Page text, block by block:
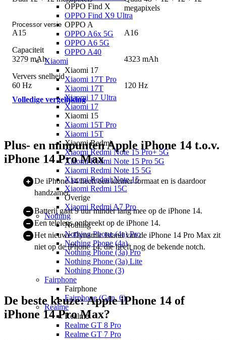
OPPO Find X
OPPO Find X9 Ultra
OPPO A
OPPO A6x 5G
OPPO A6 5G
OPPO A40
Xiaomi
Xiaomi 17
Xiaomi 17T Pro
Xiaomi 17T
Xiaomi 17 Ultra
Xiaomi 17
Xiaomi 15
Xiaomi 15T Pro
Xiaomi 15T
Xiaomi Redmi
Xiaomi Redmi Note 15 Pro+ 5G
Xiaomi Redmi Note 15 Pro 5G
Xiaomi Redmi Note 15 5G
Xiaomi Redmi Note 15
Xiaomi Redmi 15C
Overige
Xiaomi Redmi A7 Pro
Nothing
Nothing
Nothing Phone (4a) Pro
Nothing Phone (4a)
Nothing Phone (3a) Pro
Nothing Phone (3a) Lite
Nothing Phone (3)
Fairphone
Fairphone
Fairphone (Gen. 6)
Realme
Realme
Realme GT 8 Pro
Realme GT 7 Pro
megapixels
Processor versie
A15
A16
Capaciteit
3279 mAh
4323 mAh
Ververs snelheid
60 Hz
120 Hz
Volledige vergelijking
Plus- en minpunten Apple iPhone 14 t.o.v.
iPhone 14 Pro Max
De iPhone 14 heeft een kleiner formaat en is daardoor
handzamer.
Batterij gaat 9 uur minder lang mee op de iPhone 14.
Een telelens ontbreekt op de iPhone 14.
Het nieuwe Dynamic Island van de iPhone 14 Pro Max zit
niet op de iPhone 14, die heeft nog de bekende notch.
De beste keuze: Apple iPhone 14 of
iPhone 14 Pro Max?